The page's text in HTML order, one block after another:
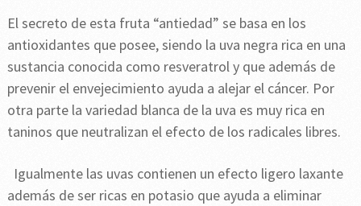
El secreto de esta fruta “antiedad” se basa en los
antioxidantes que posee, siendo la uva negra rica en una
sustancia conocida como resveratrol y que además de
prevenir el envejecimiento ayuda a alejar el cáncer. Por
otra parte la variedad blanca de la uva es muy rica en
taninos que neutralizan el efecto de los radicales libres.
Igualmente las uvas contienen un efecto ligero laxante
además de ser ricas en potasio que ayuda a eliminar